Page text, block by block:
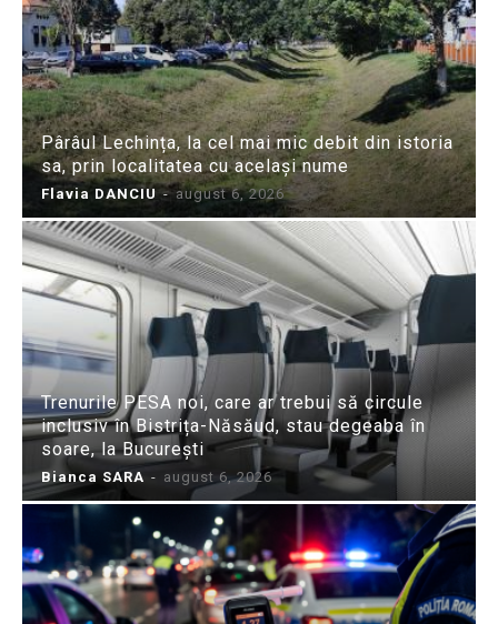
Pârâul Lechința, la cel mai mic debit din istoria
sa, prin localitatea cu același nume
Flavia DANCIU - august 6, 2026
Trenurile PESA noi, care ar trebui să circule
inclusiv în Bistrița-Năsăud, stau degeaba în
soare, la București
Bianca SARA - august 6, 2026